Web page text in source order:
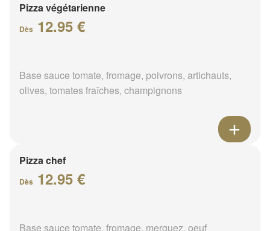
Pizza végétarienne
Dès 12.95 €
Base sauce tomate, fromage, poivrons, artichauts,
olives, tomates fraîches, champignons
Pizza chef
Dès 12.95 €
Base sauce tomate, fromage, merguez, oeuf